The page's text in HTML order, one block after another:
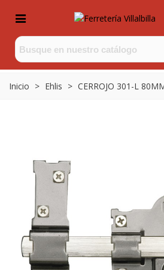
Inicio > Ehlis > CERROJO 301-L